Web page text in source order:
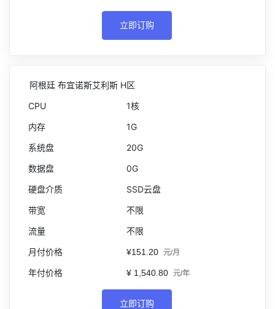
立即订购
阿根廷 布宜诺斯艾利斯 H区
1核
1G
20G
0G
SSD云盘
不限
不限
¥151.20 元/月
¥ 1,540.80 元/年
立即订购